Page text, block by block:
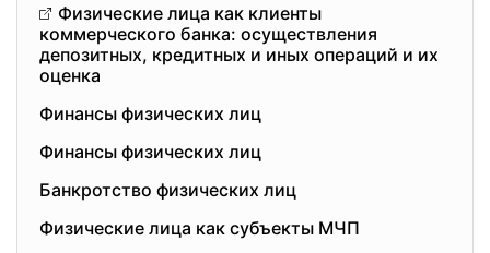
Физические лица как клиенты
коммерческого банка: осуществления
депозитных, кредитных и иных операций и их
оценка
Финансы физических лиц
Финансы физических лиц
Банкротство физических лиц
Физические лица как субъекты МЧП